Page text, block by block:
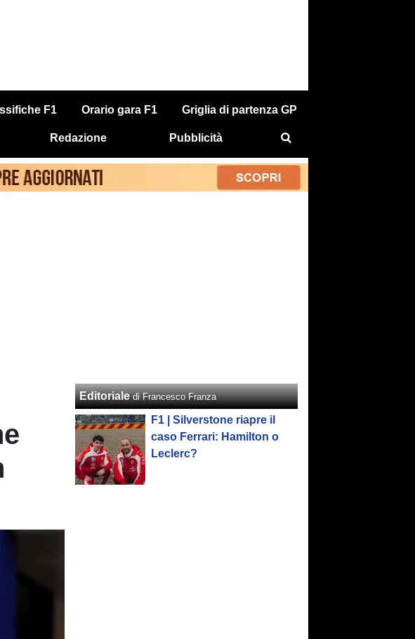
F1 Orario gara F1 Griglia di partenza GP
Redazione Pubblicità
Editoriale di Francesco Franza
F1 | Silverstone riapre il
caso Ferrari: Hamilton o
Leclerc?